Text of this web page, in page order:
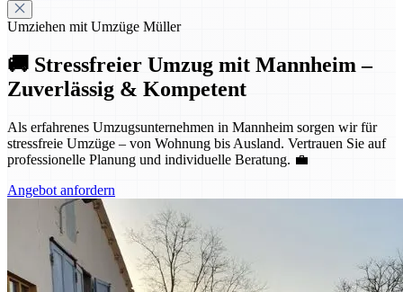
Umziehen mit Umzüge Müller
🚚 Stressfreier Umzug mit Mannheim –
Zuverlässig & Kompetent
Als erfahrenes Umzugsunternehmen in Mannheim sorgen wir für
stressfreie Umzüge – von Wohnung bis Ausland. Vertrauen Sie auf
professionelle Planung und individuelle Beratung. 💼
Angebot anfordern